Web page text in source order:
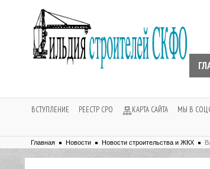
ВСТУПЛЕНИЕ РЕЕСТР СРО КАРТА САЙТА МЫ В
Главная Новости Новости строительства и ЖКХ